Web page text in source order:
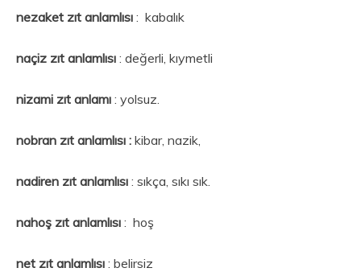
nezaket zıt anlamlısı : kabalık
naçiz zıt anlamlısı : değerli, kıymetli
nizami zıt anlamı : yolsuz.
nobran zıt anlamlısı : kibar, nazik,
nadiren zıt anlamlısı : sıkça, sıkı sık.
nahoş zıt anlamlısı : hoş
net zıt anlamlısı : belirsiz